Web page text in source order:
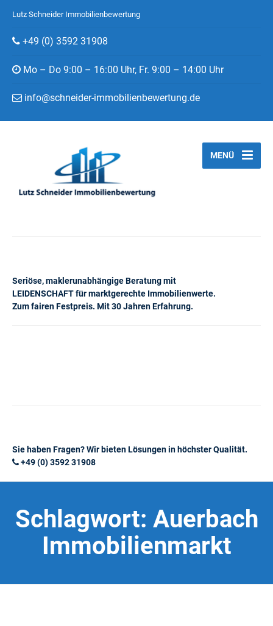
Lutz Schneider Immobilienbewertung
+49 (0) 3592 31908
Mo – Do 9:00 – 16:00 Uhr, Fr. 9:00 – 14:00 Uhr
info@schneider-immobilienbewertung.de
Seriöse, maklerunabhängige Beratung mit
LEIDENSCHAFT für marktgerechte Immobilienwerte.
Zum fairen Festpreis. Mit 30 Jahren Erfahrung.
MENÜ
Sie haben Fragen? Wir bieten Lösungen in höchster Qualität.
+49 (0) 3592 31908
Schlagwort: Auerbach
Immobilienmarkt